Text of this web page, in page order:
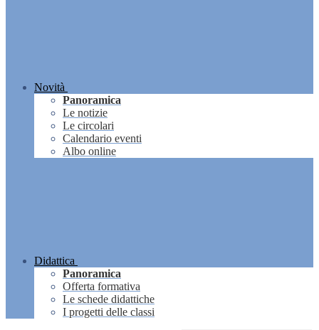
Novità
Panoramica
Le notizie
Le circolari
Calendario eventi
Albo online
Didattica
Panoramica
Offerta formativa
Le schede didattiche
I progetti delle classi